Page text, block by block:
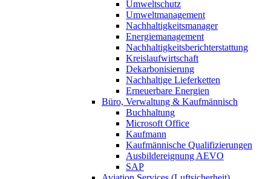
Umweltschutz
Umweltmanagement
Nachhaltigkeitsmanager
Energiemanagement
Nachhaltigkeitsberichterstattung
Kreislaufwirtschaft
Dekarbonisierung
Nachhaltige Lieferketten
Erneuerbare Energien
Büro, Verwaltung & Kaufmännisch
Buchhaltung
Microsoft Office
Kaufmann
Kaufmännische Qualifizierungen
Ausbildereignung AEVO
SAP